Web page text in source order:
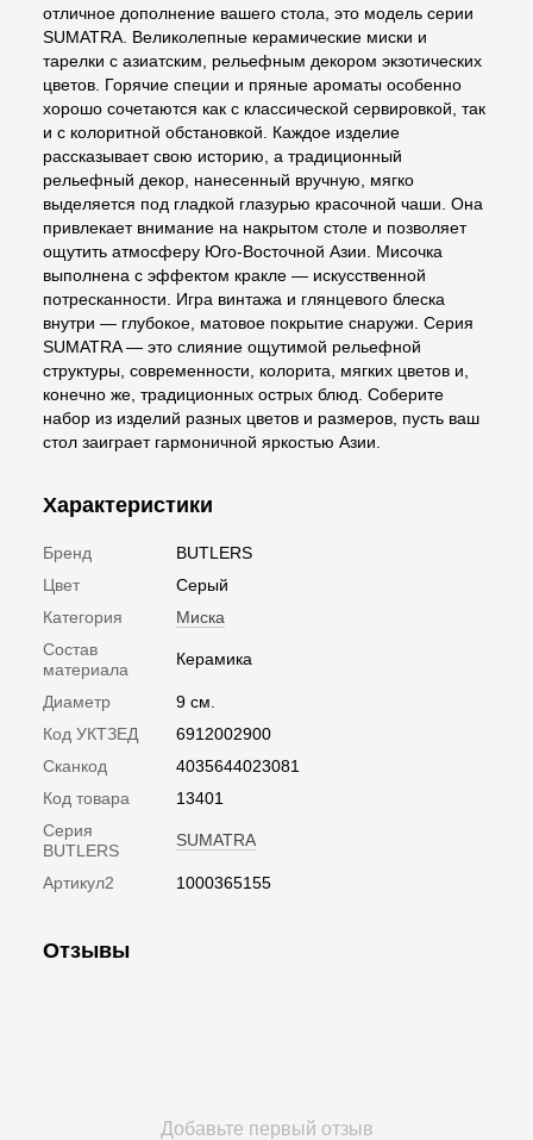
отличное дополнение вашего стола, это модель серии
SUMATRA. Великолепные керамические миски и
тарелки с азиатским, рельефным декором экзотических
цветов. Горячие специи и пряные ароматы особенно
хорошо сочетаются как с классической сервировкой, так
и с колоритной обстановкой. Каждое изделие
рассказывает свою историю, а традиционный
рельефный декор, нанесенный вручную, мягко
выделяется под гладкой глазурью красочной чаши. Она
привлекает внимание на накрытом столе и позволяет
ощутить атмосферу Юго-Восточной Азии. Мисочка
выполнена с эффектом кракле — искусственной
потресканности. Игра винтажа и глянцевого блеска
внутри — глубокое, матовое покрытие снаружи. Серия
SUMATRA — это слияние ощутимой рельефной
структуры, современности, колорита, мягких цветов и,
конечно же, традиционных острых блюд. Соберите
набор из изделий разных цветов и размеров, пусть ваш
стол заиграет гармоничной яркостью Азии.
Характеристики
Бренд
BUTLERS
Цвет
Серый
Категория
Миска
Состав
материала
Керамика
Диаметр
9 см.
Код УКТЗЕД
6912002900
Сканкод
4035644023081
Код товара
13401
Серия
BUTLERS
SUMATRA
Артикул2 1000365155
Отзывы
Добавьте первый отзыв